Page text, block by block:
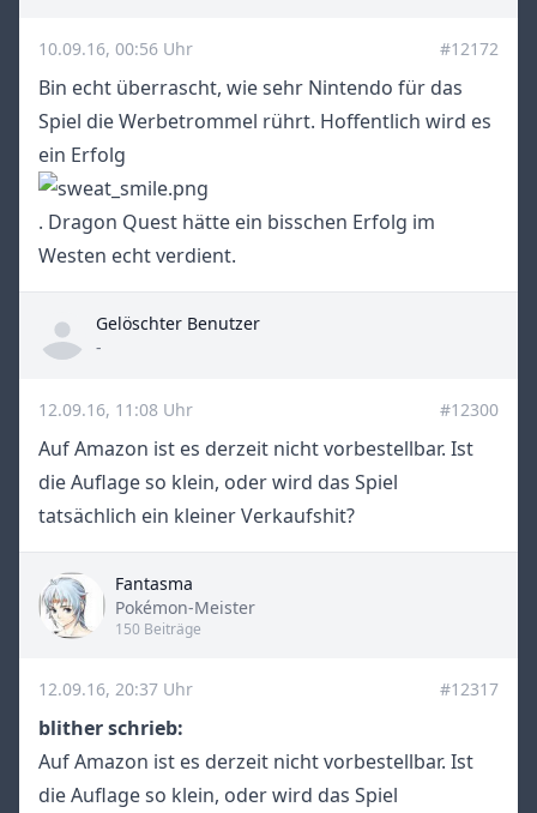
10.09.16, 00:56 Uhr #12172
Bin echt überrascht, wie sehr Nintendo für das
Spiel die Werbetrommel rührt. Hoffentlich wird es
ein Erfolg
. Dragon Quest hätte ein bisschen Erfolg im
Westen echt verdient.
Gelöschter Benutzer
Title
-
12.09.16, 11:08 Uhr #12300
Auf Amazon ist es derzeit nicht vorbestellbar. Ist
die Auflage so klein, oder wird das Spiel
tatsächlich ein kleiner Verkaufshit?
Fantasma
Title
Pokémon-Meister
150 Beiträge
12.09.16, 20:37 Uhr #12317
blither schrieb:
Auf Amazon ist es derzeit nicht vorbestellbar. Ist
die Auflage so klein, oder wird das Spiel